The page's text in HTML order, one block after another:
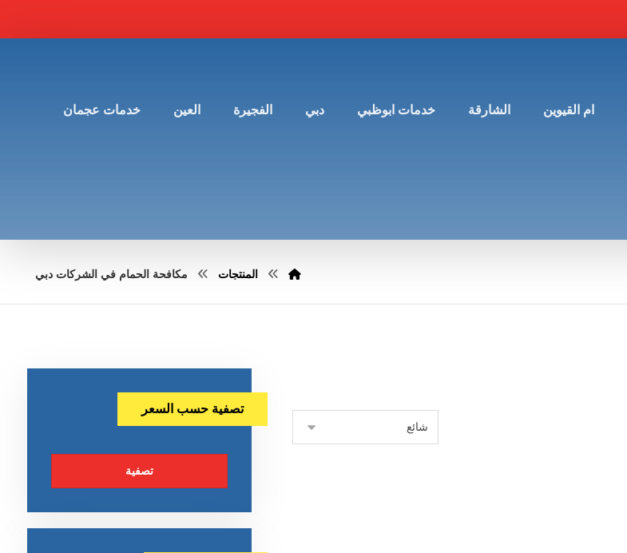
ام القيوين الشارقة خدمات ابوظبي دبي الفجيرة العين خدمات عجمان
المنتجات مكافحة الحمام في الشركات دبي
تصفية حسب السعر
تصفية